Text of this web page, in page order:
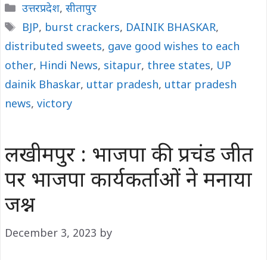
Categories
उत्तरप्रदेश, सीतापुर
Tags
BJP, burst crackers, DAINIK BHASKAR,
distributed sweets, gave good wishes to each
other, Hindi News, sitapur, three states, UP
dainik Bhaskar, uttar pradesh, uttar pradesh
news, victory
लखीमपुर : भाजपा की प्रचंड जीत
पर भाजपा कार्यकर्ताओं ने मनाया
जश्न
December 3, 2023 by